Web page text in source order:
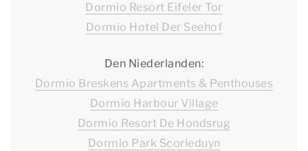
Dormio Resort Eifeler Tor
Dormio Hotel Der Seehof
Den Niederlanden:
Dormio Breskens Apartments & Penthouses
Dormio Harbour Village
Dormio Resort De Hondsrug
Dormio Park Scorleduyn